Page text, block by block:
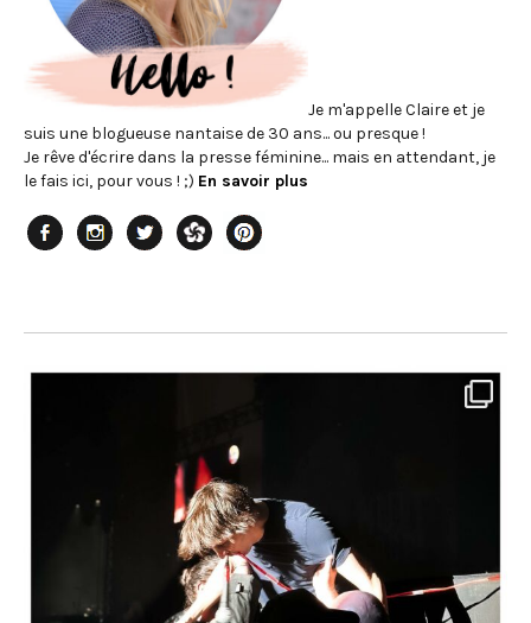
Je m'appelle Claire et je
suis une blogueuse nantaise de 30 ans... ou presque !
Je rêve d'écrire dans la presse féminine... mais en attendant, je
le fais ici, pour vous ! ;) En savoir plus